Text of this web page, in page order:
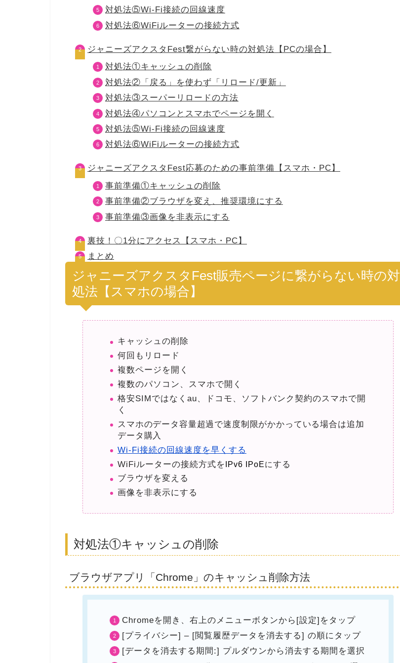
対処法⑤Wi-Fi接続の回線速度
対処法⑥WiFiルーターの接続方式
ジャニーズアクスタFest繋がらない時の対処法【PCの場合】
対処法①キャッシュの削除
対処法②「戻る」を使わず「リロード/更新」
対処法③スーパーリロードの方法
対処法④パソコンとスマホでページを開く
対処法⑤Wi-Fi接続の回線速度
対処法⑥WiFiルーターの接続方式
ジャニーズアクスタFest応募のための事前準備【スマホ・PC】
事前準備①キャッシュの削除
事前準備②ブラウザを変え、推奨環境にする
事前準備③画像を非表示にする
裏技！〇1分にアクセス【スマホ・PC】
まとめ
ジャニーズアクスタFest販売ページに繋がらない時の対
処法【スマホの場合】
キャッシュの削除
何回もリロード
複数ページを開く
複数のパソコン、スマホで開く
格安SIMではなくau、ドコモ、ソフトバンク契約のスマホで開
く
スマホのデータ容量超過で速度制限がかかっている場合は追加
データ購入
Wi-Fi接続の回線速度を早くする
WiFiルーターの接続方式を IPv6 IPoEにする
ブラウザを変える
画像を非表示にする
対処法①キャッシュの削除
ブラウザアプリ「Chrome」のキャッシュ削除方法
Chromeを開き、右上のメニューボタンから[設定]をタップ
[プライバシー] – [閲覧履歴データを消去する] の順にタップ
[データを消去する期間:] プルダウンから消去する期間を選択